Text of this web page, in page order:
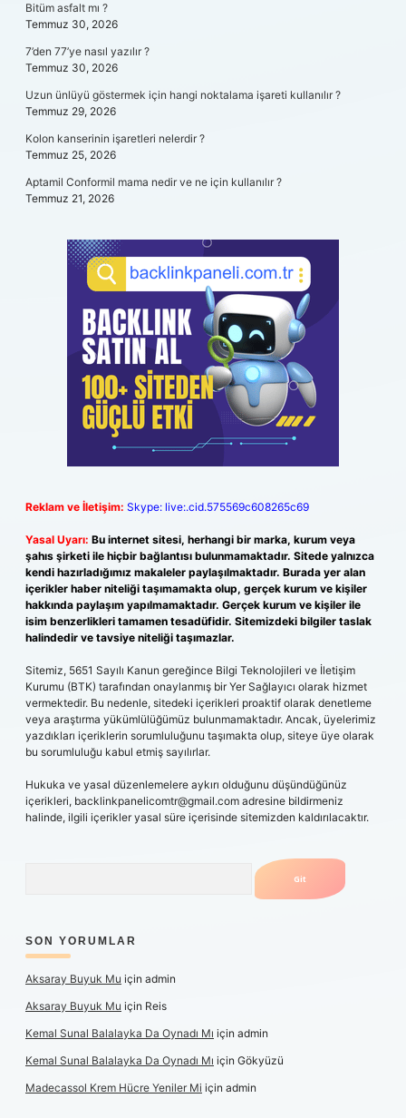
Bitüm asfalt mı ?
Temmuz 30, 2026
7’den 77’ye nasıl yazılır ?
Temmuz 30, 2026
Uzun ünlüyü göstermek için hangi noktalama işareti kullanılır ?
Temmuz 29, 2026
Kolon kanserinin işaretleri nelerdir ?
Temmuz 25, 2026
Aptamil Conformil mama nedir ve ne için kullanılır ?
Temmuz 21, 2026
Reklam ve İletişim: Skype: live:.cid.575569c608265c69
Yasal Uyarı: Bu internet sitesi, herhangi bir marka, kurum veya
şahıs şirketi ile hiçbir bağlantısı bulunmamaktadır. Sitede yalnızca
kendi hazırladığımız makaleler paylaşılmaktadır. Burada yer alan
içerikler haber niteliği taşımamakta olup, gerçek kurum ve kişiler
hakkında paylaşım yapılmamaktadır. Gerçek kurum ve kişiler ile
isim benzerlikleri tamamen tesadüfidir. Sitemizdeki bilgiler taslak
halindedir ve tavsiye niteliği taşımazlar.
Sitemiz, 5651 Sayılı Kanun gereğince Bilgi Teknolojileri ve İletişim
Kurumu (BTK) tarafından onaylanmış bir Yer Sağlayıcı olarak hizmet
vermektedir. Bu nedenle, sitedeki içerikleri proaktif olarak denetleme
veya araştırma yükümlülüğümüz bulunmamaktadır. Ancak, üyelerimiz
yazdıkları içeriklerin sorumluluğunu taşımakta olup, siteye üye olarak
bu sorumluluğu kabul etmiş sayılırlar.
Hukuka ve yasal düzenlemelere aykırı olduğunu düşündüğünüz
içerikleri, backlinkpanelicomtr@gmail.com adresine bildirmeniz
halinde, ilgili içerikler yasal süre içerisinde sitemizden kaldırılacaktır.
SON YORUMLAR
Aksaray Buyuk Mu için admin
Aksaray Buyuk Mu için Reis
Kemal Sunal Balalayka Da Oynadı Mı için admin
Kemal Sunal Balalayka Da Oynadı Mı için Gökyüzü
Madecassol Krem Hücre Yeniler Mi için admin